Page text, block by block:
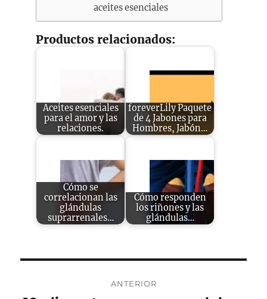
aceites esenciales
Productos relacionados:
Aceites esenciales
para el amor y las
relaciones.
foreverLily Paquete
de 4 Jabones para
Hombres, Jabón…
Cómo se
correlacionan las
glándulas
suprarrenales…
Cómo responden
los riñones y las
glándulas…
ANTERIOR